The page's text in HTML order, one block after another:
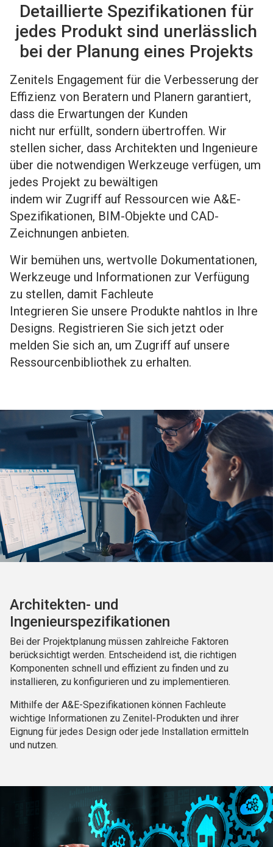
Detaillierte Spezifikationen für
jedes Produkt sind unerlässlich
bei der Planung eines Projekts
Zenitels Engagement für die Verbesserung der
Effizienz von Beratern und Planern garantiert,
dass die Erwartungen der Kunden
nicht nur erfüllt, sondern übertroffen. Wir
stellen sicher, dass Architekten und Ingenieure
über die notwendigen Werkzeuge verfügen, um
jedes Projekt zu bewältigen
indem wir Zugriff auf Ressourcen wie A&E-
Spezifikationen, BIM-Objekte und CAD-
Zeichnungen anbieten.
Wir bemühen uns, wertvolle Dokumentationen,
Werkzeuge und Informationen zur Verfügung
zu stellen, damit Fachleute
Integrieren Sie unsere Produkte nahtlos in Ihre
Designs. Registrieren Sie sich jetzt oder
melden Sie sich an, um Zugriff auf unsere
Ressourcenbibliothek zu erhalten.
Architekten- und
Ingenieurspezifikationen
Bei der Projektplanung müssen zahlreiche Faktoren
berücksichtigt werden. Entscheidend ist, die richtigen
Komponenten schnell und effizient zu finden und zu
installieren, zu konfigurieren und zu implementieren.
Mithilfe der A&E-Spezifikationen können Fachleute
wichtige Informationen zu Zenitel-Produkten und ihrer
Eignung für jedes Design oder jede Installation ermitteln
und nutzen.